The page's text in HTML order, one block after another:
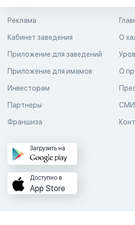
О
Реклама
Кабинет заведения
Приложение для заведений
Приложение для имамов О
СМИ
Инвесторам
Партнеры
Франшиза
Загрузить на
Доступно в
App Store